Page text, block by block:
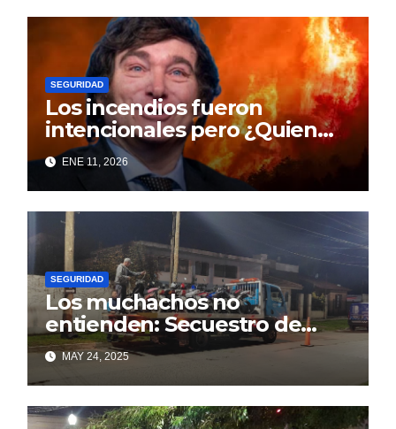
SEGURIDAD
Los incendios fueron
intencionales pero ¿Quien
los provoca y para que?
ENE 11, 2026
SEGURIDAD
Los muchachos no
entienden: Secuestro de
Motos y los caños de escape
ruidosos
MAY 24, 2025